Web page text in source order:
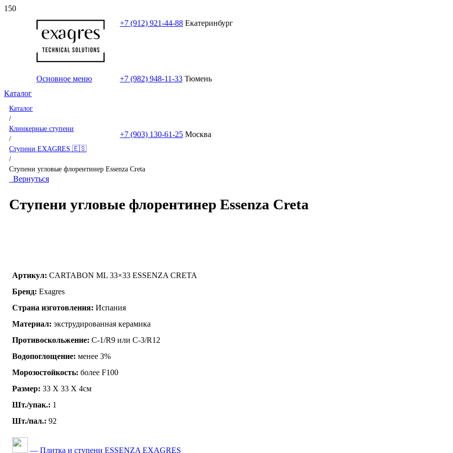
+7 (912) 921-44-88 Екатеринбург
+7 (982) 948-11-33 Тюмень
+7 (903) 130-61-25 Москва
Основное меню
Каталог
Каталог
/
Клинкерные ступени
/
Ступени EXAGRES 🇪🇸
/
Ступени угловые флорентинер Essenza Creta
Вернуться
Ступени угловые флорентинер Essenza Creta
Артикул: CARTABON ML 33×33 ESSENZA CRETA
Бренд: Exagres
Страна изготовления: Испания
Материал: экструдированная керамика
Противоскольжение: C-1/R9 или C-3/R12
Водопоглощение: менее 3%
Морозостойкость: более F100
Размер: 33 Х 33 Х 4см
Шт./упак.: 1
Шт./пал.: 92
— Плитка и ступени ESSENZA EXAGRES